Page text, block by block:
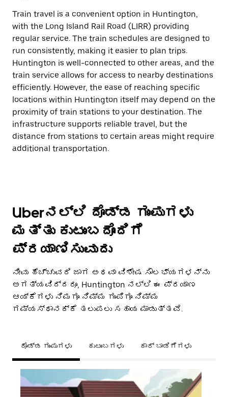
Train travel is a convenient option in Huntington,
with the Long Island Rail Road (LIRR) providing
regular service. The train schedules are designed to
run consistently, making it easier to plan trips.
Huntington is well-connected to other areas, and the
train service allows for access to nearby destinations
efficiently. However, the ease of reaching specific
locations within Huntington itself may depend on the
proximity of train stations to your destination. The
infrastructure supports reliable travel, but the
distance from stations to certain areas might require
additional transportation.
Uberನಲ್ಲಿ ದೊಡ್ಡ ಗುಂಪುಗಳು
ಮತ್ತು ಕುಟುಂಬದೊಂದಿಗೆ
ಪ್ರಯಾಣಿಸುವುದು
ನೀವು ಹೆಚ್ಚುವರಿ ಜಾಗ ಅಥವಾ ವಿಶೇಷ ಸೌಲಭ್ಯಗಳನ್ನು
ಅಗತ್ಯವಿದ್ದರೂ, Huntington ನಲ್ಲಿ ಈ ಪ್ರಯಾಣ
ಆಯ್ಕೆಗಳು ನಿಮಗೂ ನಿಮ್ಮ ಗುಂಪಿಗೂ ನಿಮ್ಮ
ಗಮ್ಯಸ್ಥಾನಕ್ಕೆ ತಲುಪಲು ಸಹಾಯ ಮಾಡುತ್ತವೆ.
ದೊಡ್ಡ ಗುಂಪುಗಳು ಕುಟುಂಬಗಳು ಕಾರ್ ಬಾಡಿಗೆಗಳು